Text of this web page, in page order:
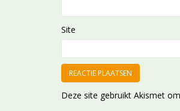
Site
Deze site gebruikt Akismet